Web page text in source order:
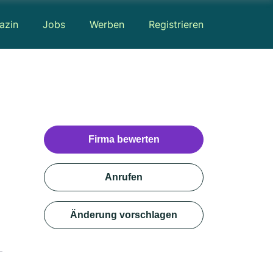
Jobs Werben Registrieren
Firma bewerten
Anrufen
Änderung vorschlagen